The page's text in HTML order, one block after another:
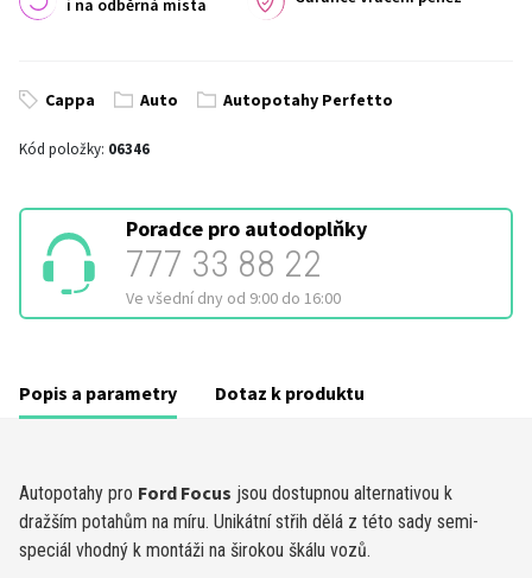
Cappa Auto Autopotahy Perfetto
Kód položky: 06346
Poradce pro autodoplňky
777 33 88 22
Ve všední dny od 9:00 do 16:00
Popis a parametry Dotaz k produktu
Autopotahy pro Ford Focus jsou dostupnou alternativou k
dražším potahům na míru. Unikátní střih dělá z této sady semi-
speciál vhodný k montáži na širokou škálu vozů.